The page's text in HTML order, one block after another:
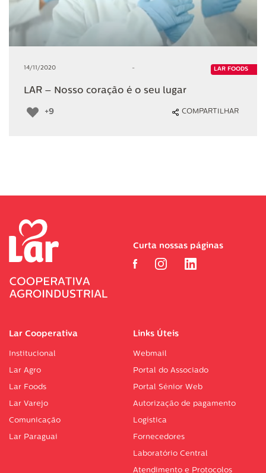
14/11/2020 - LAR FOODS
LAR – Nosso coração é o seu lugar
+9 COMPARTILHAR
Lar Cooperativa
Institucional
Lar Agro
Lar Foods
Lar Varejo
Comunicação
Lar Paraguai
Links Úteis
Webmail
Portal do Associado
Portal Sénior Web
Autorização de pagamento
Logística
Fornecedores
Laboratório Central
Atendimento e Protocolos
Curta nossas páginas